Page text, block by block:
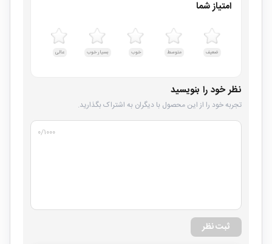
امتیاز شما
ضعیف متوسط خوب بسیار خوب عالی
نظر خود را بنویسید
تجربه خود را از این محصول با دیگران به اشتراک بگذارید.
۰/۱۰۰۰
ثبت نظر